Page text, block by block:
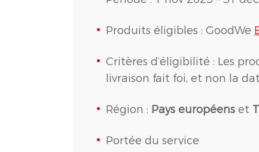
Produits éligibles : GoodWe
Critères d’éligibilité : Les
livraison fait foi, et non la
Région : Pays européens et
Portée du service